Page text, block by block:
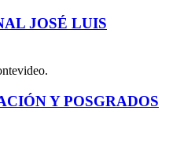
JOSÉ LUIS
Y POSGRADOS